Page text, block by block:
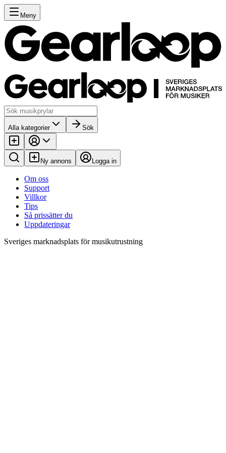
Meny
Alla kategorier Sök
Ny annons Logga in
Om oss
Support
Villkor
Tips
Så prissätter du
Uppdateringar
Sveriges marknadsplats för musikutrustning